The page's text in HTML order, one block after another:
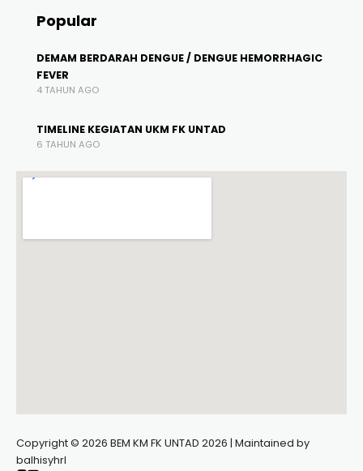
Popular
DEMAM BERDARAH DENGUE / DENGUE HEMORRHAGIC
FEVER
4 TAHUN AGO
TIMELINE KEGIATAN UKM FK UNTAD
6 TAHUN AGO
Copyright © 2026 BEM KM FK UNTAD 2026 | Maintained by
balhisyhrl